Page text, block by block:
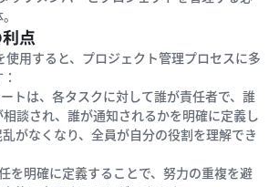
点
使用すると、プロジェクト管理プロセスに多
トは、各タスクに対して誰が責任者で、誰
談され、誰が通知されるかを明確に定義し
がなくなり、全員が自分の役割を理解でき
を明確に定義することで、努力の重複を避